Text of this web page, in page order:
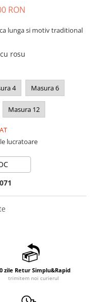
RON
lunga si motiv traditional
rosu
4 Masura 6
Masura 12
lucratoare
zile Retur Simplu&Rapid
trimitem noi curierul